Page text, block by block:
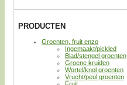
PRODUCTEN
Groenten, fruit enzo
Ingemaakt/pickled
Blad/stengel groenten
Groene kruiden
Wortel/knol groenten
Vrucht/peul groenten